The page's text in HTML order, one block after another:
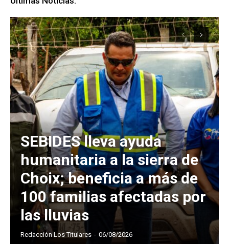
SEBIDES lleva ayuda
humanitaria a la sierra de
Choix; beneficia a más de
100 familias afectadas por
las lluvias
Redacción Los Titulares - 06/08/2026